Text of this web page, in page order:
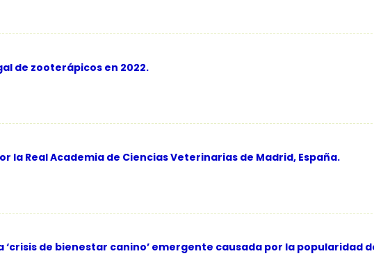
de zooterápicos en 2022.
la Real Academia de Ciencias Veterinarias de Madrid, España.
‘crisis de bienestar canino’ emergente causada por la popularidad